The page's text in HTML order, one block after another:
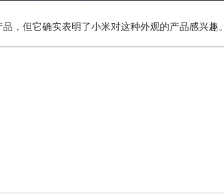
，但它确实表明了小米对这种外观的产品感兴趣。